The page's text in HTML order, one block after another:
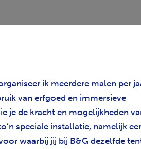
ik meerdere malen per
van erfgoed en immersieve
je de kracht en mogelijkheden
speciale installatie, namelijk
waarbij jij bij B&G dezelfde